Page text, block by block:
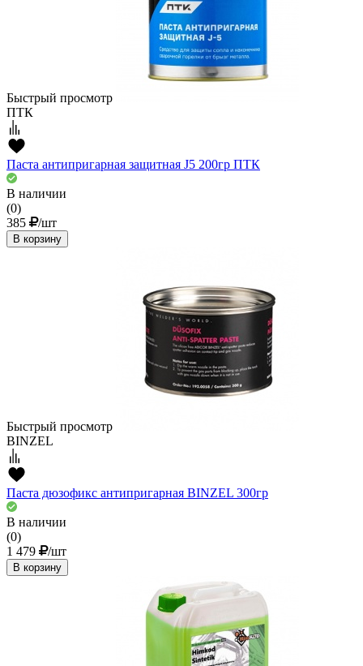
Быстрый просмотр
ПТК
Паста антипригарная защитная J5 200гр ПТК
В наличии
(0)
385
/шт
В корзину
Быстрый просмотр
BINZEL
Паста дюзофикс антипригарная BINZEL 300гр
В наличии
(0)
1 479
/шт
В корзину